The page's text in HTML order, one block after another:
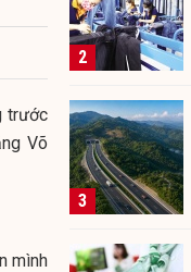
trước
Võ
mình
2
3